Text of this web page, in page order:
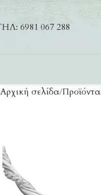
6981 067 288
Αρχική σελίδα Προϊόντα